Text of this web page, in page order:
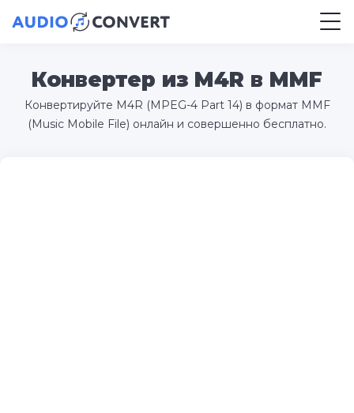
Конвертер из M4R в MMF
Конвертируйте M4R (MPEG-4 Part 14) в формат MMF
(Music Mobile File) онлайн и совершенно бесплатно.